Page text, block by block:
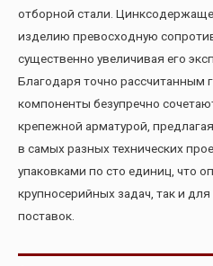
отборной стали.
изделию превосходную
существенно увеличивая его
Благодаря точно рассчитанным
компоненты безупречно
крепежной арматурой,
в самых разных технических
упаковками по сто единиц, что
крупносерийных задач, так и
поставок.